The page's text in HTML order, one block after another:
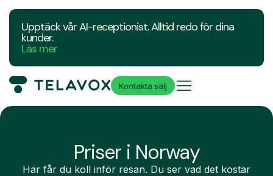
Upptäck vår AI-receptionist. Alltid redo för dina
kunder.
Läs mer
Kontakta sälj
Priser i Norway
Här får du koll inför resan. Du ser vad det kostar